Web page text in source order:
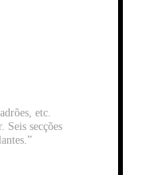
etc.
Seis secções